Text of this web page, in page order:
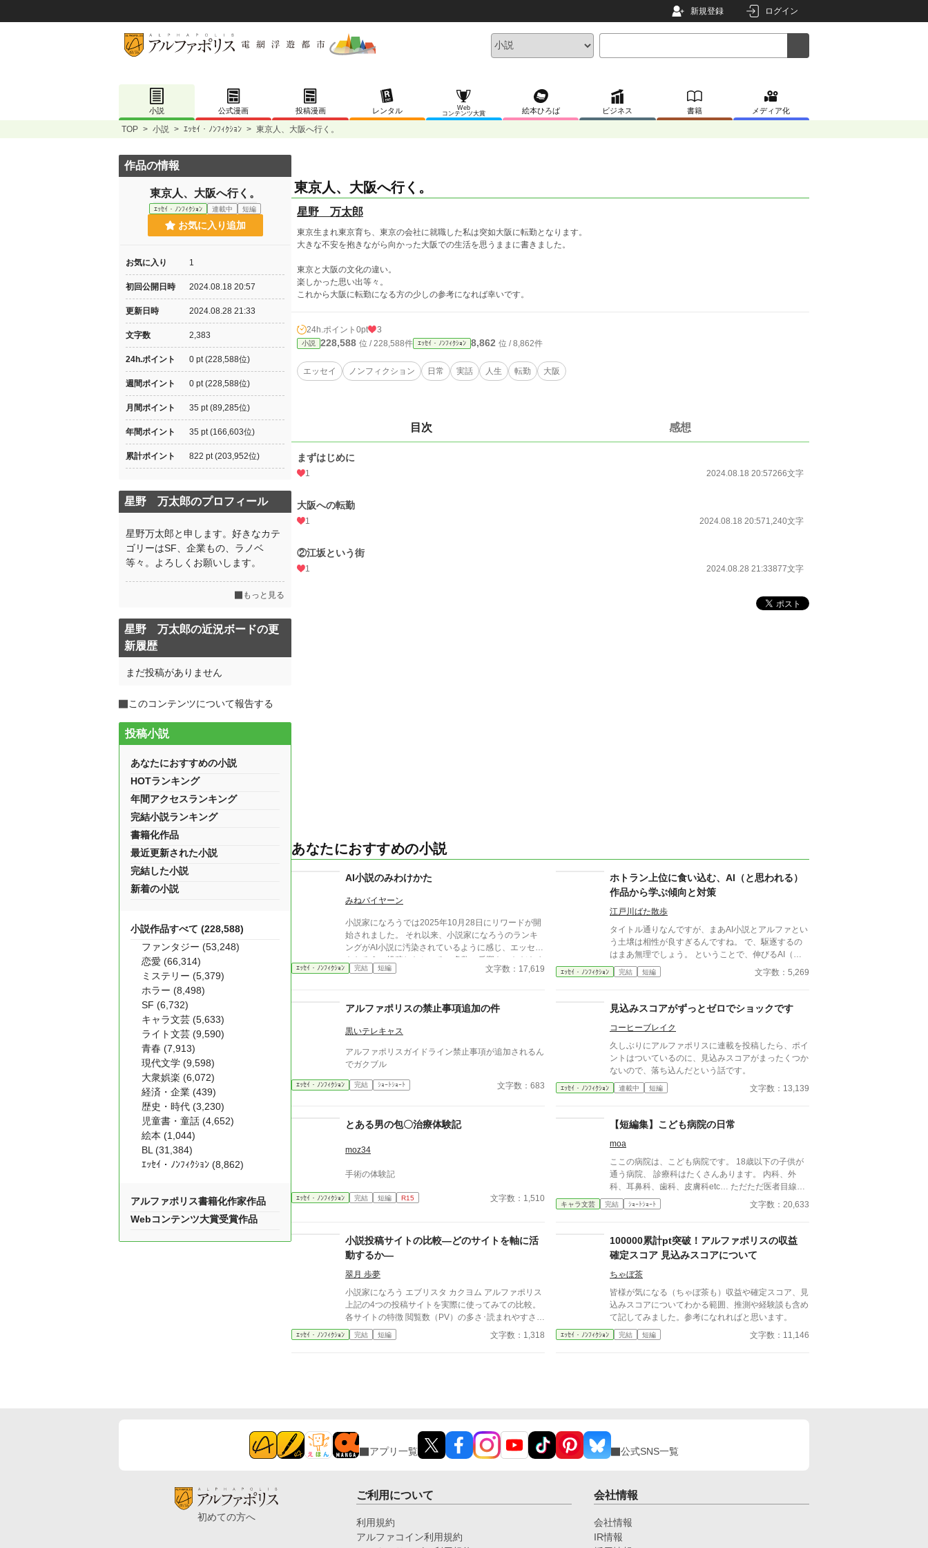
新規登録 ログイン
小説 公式漫画 投稿漫画 レンタル
Web
コンテンツ大賞
絵本ひろば ビジネス 書籍 メディア化
TOP > 小説 > ｴｯｾｲ・ﾉﾝﾌｨｸｼｮﾝ > 東京人、大阪へ行く。
東京人、大阪へ行く。
星野 万太郎
東京生まれ東京育ち、東京の会社に就職した私は突如大阪に転勤となります。
大きな不安を抱きながら向かった大阪での生活を思うままに書きました。
東京と大阪の文化の違い。
楽しかった思い出等々。
これから大阪に転勤になる方の少しの参考になれば幸いです。
24h.ポイント 0pt 3
小説 228,588 位 / 228,588件 ｴｯｾｲ・ﾉﾝﾌｨｸｼｮﾝ 8,862 位 / 8,862件
エッセイ ノンフィクション 日常 実話 人生 転勤 大阪
目次 感想
まずはじめに
1 2024.08.18 20:57266文字
大阪への転勤
1 2024.08.18 20:571,240文字
②江坂という街
1 2024.08.28 21:33877文字
あなたにおすすめの小説
AI小説のみわけかた
みねバイヤーン
小説家になろうでは2025年10月28日にリワードが開
始されました。 それ以来、小説家になろうのランキ
ングがAI小説に汚染されているように感じ、エッセイ
をなろうに投稿したところ、多数の反響をいただきま
した。 なろう民のノウハウを結集した、AI小説のみ
小説汚染状況や、みわけかたなどコメントいただける
文に追記し、他サイトにも掲載します。本文に記載し
ないでほしい方は、コメント欄にその旨あわせて明記
してください。
ｴｯｾｲ・ﾉﾝﾌｨｸｼｮﾝ 完結 短編 文字数：17,619
ホトラン上位に食い込む、AI（と思われる）
作品から学ぶ傾向と対策
江戸川ばた散歩
タイトル通りなんですが、まあAI小説とアルファとい
う土壌は相性が良すぎるんですね。 で、駆逐するの
はまあ無理でしょう。 ということで、伸びるAI（と
思われる）小説から傾向と、そして自筆系にも生かせ
ること、そしてAIには無理なことに関して。
ｴｯｾｲ・ﾉﾝﾌｨｸｼｮﾝ 完結 短編 文字数：5,269
アルファポリスの禁止事項追加の件
黒いテレキャス
アルファポリスガイドライン禁止事項が追加されるん
でガクブル
ｴｯｾｲ・ﾉﾝﾌｨｸｼｮﾝ 完結 ｼｮｰﾄｼｮｰﾄ 文字数：683
見込みスコアがずっとゼロでショックです
コーヒーブレイク
久しぶりにアルファポリスに連載を投稿したら、ポイ
ントはついているのに、見込みスコアがまったくつか
ないので、落ち込んだという話です。
ｴｯｾｲ・ﾉﾝﾌｨｸｼｮﾝ 連載中 短編 文字数：13,139
とある男の包〇治療体験記
moz34
手術の体験記
ｴｯｾｲ・ﾉﾝﾌｨｸｼｮﾝ 完結 短編 R15 文字数：1,510
【短編集】こども病院の日常
moa
ここの病院は、こども病院です。 18歳以下の子供が
通う病院、 診療科はたくさんあります。 内科、外
科、耳鼻科、歯科、皮膚科etc… ただただ医者目線で
色々な病気を治療していくだけの小説です。 恋愛要
素などは一切ありません。 密着病院24時！的な感じ
想像にお任せします。 ※泣く表現、痛い表現など嫌
いな方は読むのをお控えください。 歯科以外の医療
知識はそこまで詳しくないのですみませんがご了承く
ださい。
キャラ文芸 完結 ｼｮｰﾄｼｮｰﾄ 文字数：20,633
小説投稿サイトの比較―どのサイトを軸に活
動するか―
翠月 歩夢
小説家になろう エブリスタ カクヨム アルファポリス
上記の4つの投稿サイトを実際に使ってみての比較。
各サイトの特徴 閲覧数（PV）の多さ･読まれやすさ
感想など反応の貰いやすさ 各サイトのジャンル傾向
以上を基準に比較する。 ☆どのサイトを使おうかと
ｴｯｾｲ・ﾉﾝﾌｨｸｼｮﾝ 完結 短編 文字数：1,318
100000累計pt突破！アルファポリスの収益
確定スコア 見込みスコアについて
ちゃぼ茶
皆様が気になる（ちゃぼ茶も）収益や確定スコア、見
込みスコアについてわかる範囲、推測や経験談も含め
て記してみました。参考になれればと思います。
ｴｯｾｲ・ﾉﾝﾌｨｸｼｮﾝ 完結 短編 文字数：11,146
作品の情報
東京人、大阪へ行く。
ｴｯｾｲ・ﾉﾝﾌｨｸｼｮﾝ 連載中 短編
お気に入り追加
お気に入り 1
初回公開日時 2024.08.18 20:57
更新日時 2024.08.28 21:33
文字数 2,383
24h.ポイント 0 pt (228,588位)
週間ポイント 0 pt (228,588位)
月間ポイント 35 pt (89,285位)
年間ポイント 35 pt (166,603位)
累計ポイント 822 pt (203,952位)
星野 万太郎のプロフィール
星野万太郎と申します。好きなカテ
ゴリーはSF、企業もの、ラノベ
等々。よろしくお願いします。
もっと見る
星野 万太郎の近況ボードの更
新履歴
まだ投稿がありません
このコンテンツについて報告する
投稿小説
あなたにおすすめの小説
HOTランキング
年間アクセスランキング
完結小説ランキング
書籍化作品
最近更新された小説
完結した小説
新着の小説
小説作品すべて (228,588)
ファンタジー (53,248)
恋愛 (66,314)
ミステリー (5,379)
ホラー (8,498)
SF (6,732)
キャラ文芸 (5,633)
ライト文芸 (9,590)
青春 (7,913)
現代文学 (9,598)
大衆娯楽 (6,072)
経済・企業 (439)
歴史・時代 (3,230)
児童書・童話 (4,652)
絵本 (1,044)
BL (31,384)
ｴｯｾｲ・ﾉﾝﾌｨｸｼｮﾝ (8,862)
アルファポリス書籍化作家作品
Webコンテンツ大賞受賞作品
アプリ一覧 公式SNS一覧
初めての方へ
ご利用について
利用規約
アルファコイン利用規約
会社情報
会社情報
IR情報